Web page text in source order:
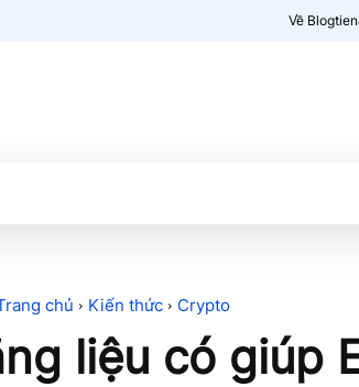
Về
chủ Kiến thức Crypto
liệu có giúp